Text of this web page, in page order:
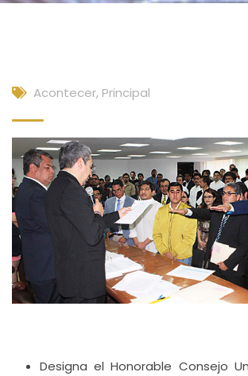
Acontecer, Principal
Designa el Honorable Consejo